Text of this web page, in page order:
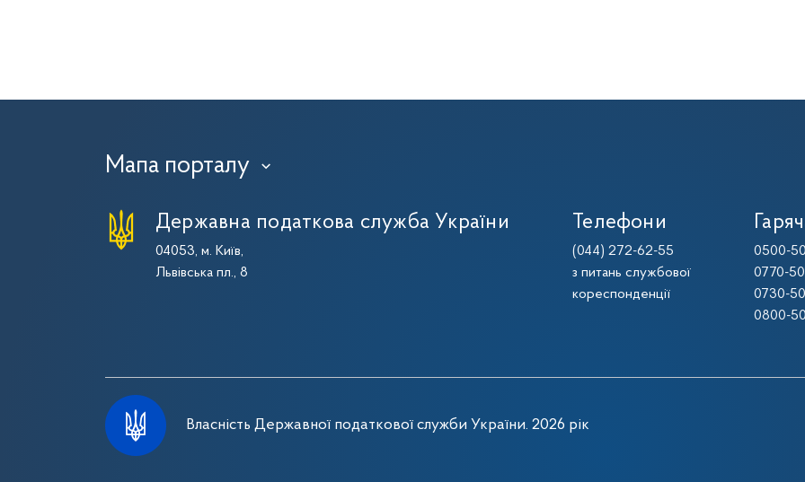
Мапа порталу ›
Державна податкова служба України
04053, м. Київ,
Львівська пл., 8
Телефони
(044) 272-62-55
з питань службової
кореспонденції
0500-
0770-
0730-
0800-
Власність Державної податкової служби України. 2026 рік